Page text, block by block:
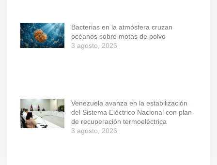
Bacterias en la atmósfera cruzan
océanos sobre motas de polvo
3 agosto, 2026
Venezuela avanza en la estabilización
del Sistema Eléctrico Nacional con plan
de recuperación termoeléctrica
3 agosto, 2026